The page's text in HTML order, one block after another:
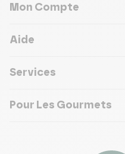
Mon Compte
Aide
Services
Pour Les Gourmets